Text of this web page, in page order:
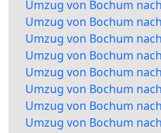
Umzug von Bochum
Umzug von Bochum
Umzug von Bochum
Umzug von Bochum
Umzug von Bochum
Umzug von Bochum
Umzug von Bochum
Umzug von Bochum